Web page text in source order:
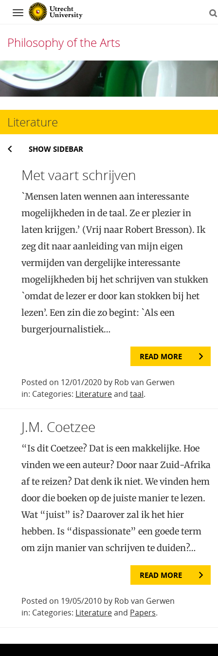
Navigation
Philosophy of the Arts
Skip
to
Literature
SHOW SIDEBAR
Met vaart schrijven
`Mensen laten wennen aan interessante
mogelijkheden in de taal. Ze er plezier in
laten krijgen.’ (Vrij naar Robert Bresson). Ik
zeg dit naar aanleiding van mijn eigen
vermijden van dergelijke interessante
mogelijkheden bij het schrijven van stukken
`omdat de lezer er door kan stokken bij het
lezen’. Een zin die zo begint: `Als een
burgerjournalistiek…
READ MORE
Posted on 12/01/2020 by Rob van Gerwen
in: Categories: Literatureand taal.
J.M. Coetzee
“Is dit Coetzee? Dat is een makkelijke. Hoe
vinden we een auteur? Door naar Zuid-Afrika
af te reizen? Dat denk ik niet. We vinden hem
door die boeken op de juiste manier te lezen.
Wat “juist” is? Daarover zal ik het hier
hebben. Is “dispassionate” een goede term
om zijn manier van schrijven te duiden?…
READ MORE
Posted on 19/05/2010 by Rob van Gerwen
in: Categories: Literatureand Papers.